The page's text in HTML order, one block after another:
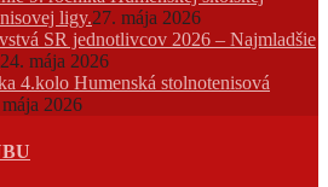
ligy.27. mája 2026
SR jednotlivcov 2026 – Najmladšie
24. mája 2026
4.kolo Humenská stolnotenisová
2026